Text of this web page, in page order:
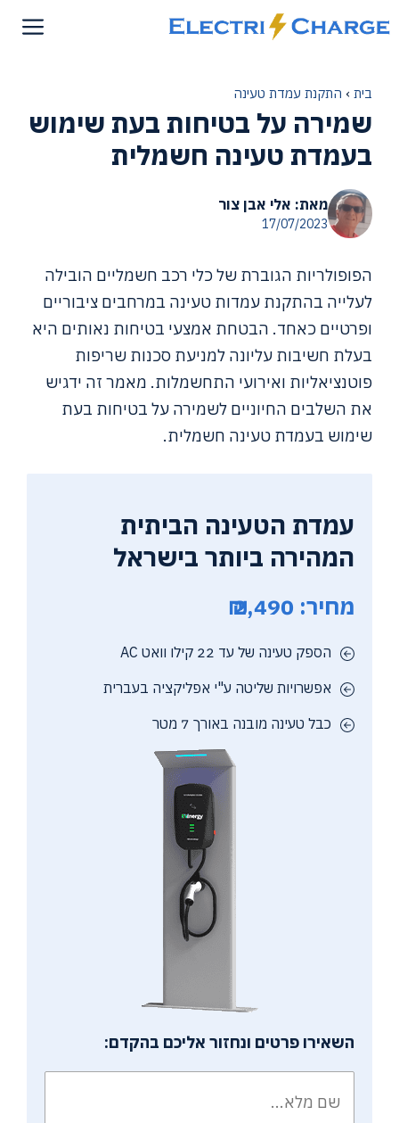
לתוכן
בית › התקנת עמדת טעינה
שמירה על בטיחות בעת שימוש
בעמדת טעינה חשמלית
מאת: אלי אבן צור
17/07/2023
הפופולריות הגוברת של כלי רכב חשמליים הובילה
לעלייה בהתקנת עמדות טעינה במרחבים ציבוריים
ופרטיים כאחד. הבטחת אמצעי בטיחות נאותים היא
בעלת חשיבות עליונה למניעת סכנות שריפות
פוטנציאליות ואירועי התחשמלות. מאמר זה ידגיש
את השלבים החיוניים לשמירה על בטיחות בעת
שימוש בעמדת טעינה חשמלית.
עמדת הטעינה הביתית
המהירה ביותר בישראל
מחיר: 2,490 ₪
הספק טעינה של עד 22 קילו וואט AC
אפשרויות שליטה ע"י אפליקציה בעברית
כבל טעינה מובנה באורך 7 מטר
השאירו פרטים ונחזור אליכם בהקדם: